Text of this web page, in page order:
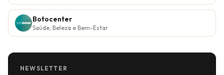
Botocenter
Saúde, Beleza e Bem-Estar
NEWSLETTER